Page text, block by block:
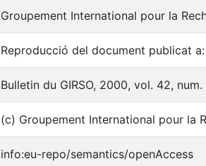
Groupement International pour la
Reproducció del document publicat
Bulletin du GIRSO, 2000, vol. 42,
(c) Groupement International pour la
info:eu-repo/semantics/openAccess